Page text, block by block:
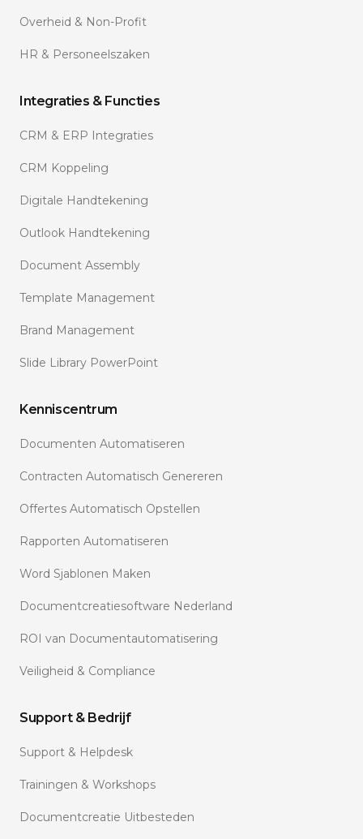
Overheid & Non-Profit
HR & Personeelszaken
Integraties & Functies
CRM & ERP Integraties
CRM Koppeling
Digitale Handtekening
Outlook Handtekening
Document Assembly
Template Management
Brand Management
Slide Library PowerPoint
Kenniscentrum
Documenten Automatiseren
Contracten Automatisch Genereren
Offertes Automatisch Opstellen
Rapporten Automatiseren
Word Sjablonen Maken
Documentcreatiesoftware Nederland
ROI van Documentautomatisering
Veiligheid & Compliance
Support & Bedrijf
Support & Helpdesk
Trainingen & Workshops
Documentcreatie Uitbesteden